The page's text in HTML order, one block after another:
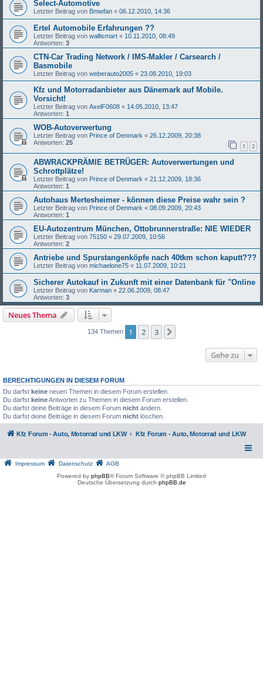
Select-Automotive
Letzter Beitrag von Bmwfan « 06.12.2010, 14:36
Ertel Automobile Erfahrungen ??
Letzter Beitrag von wallismart « 10.11.2010, 08:49
Antworten: 3
CTN-Car Trading Network / IMS-Makler / Carsearch /
Basmobile
Letzter Beitrag von weberauto2005 « 23.08.2010, 19:03
Kfz und Motorradanbieter aus Dänemark auf Mobile.
Vorsicht!
Letzter Beitrag von AxelF0608 « 14.05.2010, 13:47
Antworten: 1
WOB-Autoverwertung
Letzter Beitrag von Prince of Denmark « 26.12.2009, 20:38
Antworten: 25 1 2
ABWRACKPRÄMIE BETRÜGER: Autoverwertungen und
Schrottplätze!
Letzter Beitrag von Prince of Denmark « 21.12.2009, 18:36
Antworten: 1
Autohaus Mertesheimer - können diese Preise wahr sein ?
Letzter Beitrag von Prince of Denmark « 08.09.2009, 20:43
Antworten: 1
EU-Autozentrum München, Ottobrunnerstraße: NIE WIEDER
Letzter Beitrag von 75150 « 29.07.2009, 10:56
Antworten: 2
Antriebe und Spurstangenköpfe nach 40tkm schon kaputt???
Letzter Beitrag von michaelone75 « 11.07.2009, 10:21
Sicherer Autokauf in Zukunft mit einer Datenbank für "Online
Letzter Beitrag von Karman « 22.06.2009, 08:47
Antworten: 3
Neues Thema
134 Themen 1 2 3
Gehe zu
BERECHTIGUNGEN IN DIESEM FORUM
Du darfst keine neuen Themen in diesem Forum erstellen.
Du darfst keineAntworten zu Themen in diesem Forum erstellen.
Du darfst deine Beiträge in diesem Forum nicht ändern.
Du darfst deine Beiträge in diesem Forum nicht löschen.
Kfz Forum - Auto, Motorrad und LKW Kfz Forum - Auto, Motorrad und LKW
Impressum Datenschutz
AGB
Powered by phpBB® Forum Software © phpBB Limited
Deutsche Übersetzung durch phpBB.de